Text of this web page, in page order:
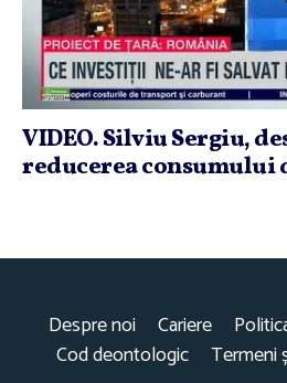
VIDEO. Silviu Sergiu,
reducerea consumului
Despre noi Cariere
Cod deontologic
Termeni